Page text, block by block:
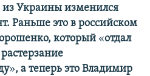
из Украины изменился
Раньше это в российском
который «отдал
», а теперь это Владимир